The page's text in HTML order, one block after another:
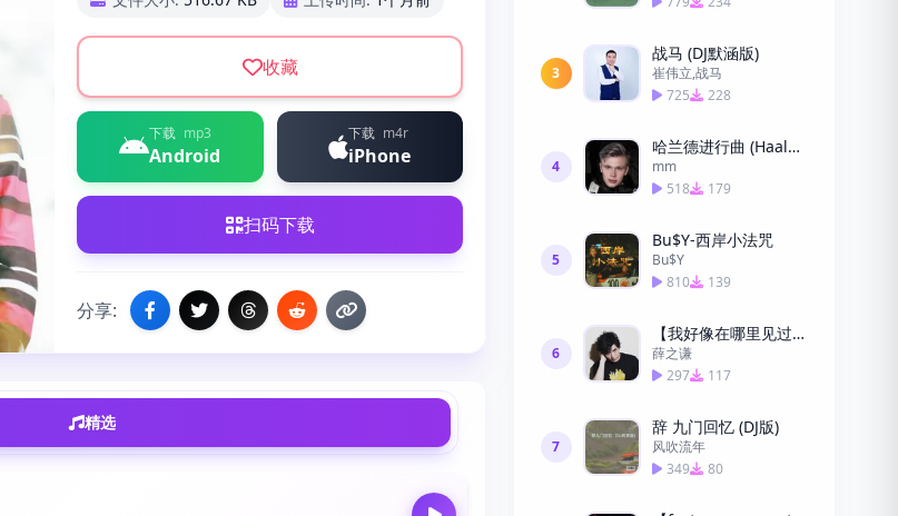
收藏
下载 mp3
Android
下载 m4r
iPhone
扫码下载
分享:
精选
3
战马 (DJ默涵版)
崔伟立,战马
725
228
4
哈兰德进行曲 (Haaland)
mm
518
179
5
Bu$Y-西岸小法咒
Bu$Y
810
139
6
【我好像在哪里见过你-DJ】我听见了你的声音_
薛之谦
297
117
7
辞 九门回忆 (DJ版)
风吹流年
349
80